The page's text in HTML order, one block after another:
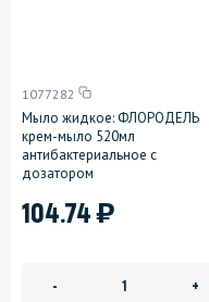
1077282
Мыло жидкое: ФЛОРОДЕЛЬ
крем-мыло 520мл
антибактериальное с
дозатором
104.74)
- +